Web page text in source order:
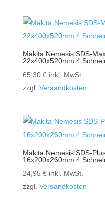
Makita Nemesis SDS-
22x400x520mm 4
65,30 € inkl. MwSt.
zzgl. Versandkosten
Makita Nemesis SDS-
16x200x260mm 4
24,95 € inkl. MwSt.
zzgl. Versandkosten